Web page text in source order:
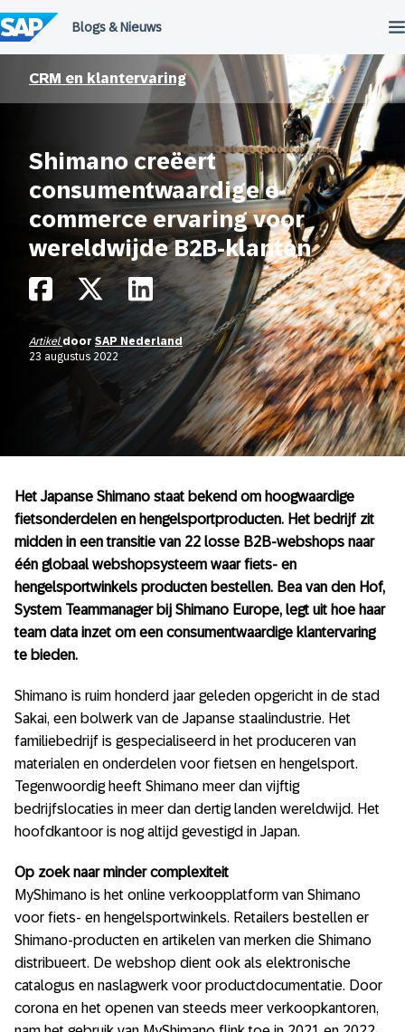
naar
de
inhoud
CRM en klantervaring
Shimano creëert
consumentwaardige e-
commerce ervaring voor
wereldwijde B2B-klanten
Artikel door SAP Nederland
23 augustus 2022
Het Japanse Shimano staat bekend om hoogwaardige
fietsonderdelen en hengelsportproducten. Het bedrijf zit
midden in een transitie van 22 losse B2B-webshops naar
één globaal webshopsysteem waar fiets- en
hengelsportwinkels producten bestellen. Bea van den Hof,
System Teammanager bij Shimano Europe, legt uit hoe haar
team data inzet om een consumentwaardige klantervaring
te bieden.
Shimano is ruim honderd jaar geleden opgericht in de stad
Sakai, een bolwerk van de Japanse staalindustrie. Het
familiebedrijf is gespecialiseerd in het produceren van
materialen en onderdelen voor fietsen en hengelsport.
Tegenwoordig heeft Shimano meer dan vijftig
bedrijfslocaties in meer dan dertig landen wereldwijd. Het
hoofdkantoor is nog altijd gevestigd in Japan.
Op zoek naar minder complexiteit
MyShimano is het online verkoopplatform van Shimano
voor fiets- en hengelsportwinkels. Retailers bestellen er
Shimano-producten en artikelen van merken die Shimano
distribueert. De webshop dient ook als elektronische
catalogus en naslagwerk voor productdocumentatie. Door
corona en het openen van steeds meer verkoopkantoren,